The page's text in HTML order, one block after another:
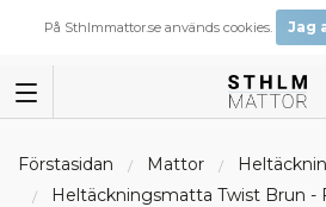
På Sthlmmattor.se används cookies. Jag
Förstasidan Mattor
Heltäckningsmatta Twist Brun -